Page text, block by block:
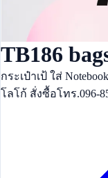
TB186
กระเป๋าเป้ ใส่
โลโก้ สั่งซื้อโทร.096-